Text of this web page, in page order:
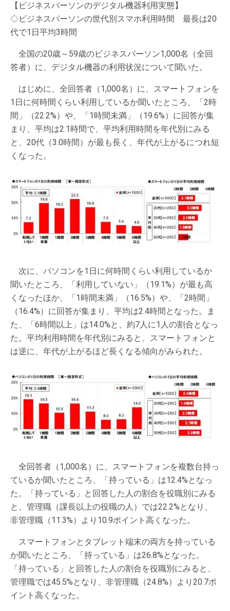
【ビジネスパーソンのデジタル機器利用実態】
◇ビジネスパーソンの世代別スマホ利用時間 最長は20
代で1日平均3時間
全国の20歳～59歳のビジネスパーソン1,000名（全回
答者）に、デジタル機器の利用状況について聞いた。
はじめに、全回答者（1,000名）に、スマートフォンを
1日に何時間くらい利用しているか聞いたところ、「2時
間」（22.2%）や、「1時間未満」（19.6%）に回答が集
まり、平均は2.1時間で、平均利用時間を年代別にみる
と、20代（3.0時間）が最も長く、年代が上がるにつれ短
くなった。
次に、パソコンを1日に何時間くらい利用しているか
聞いたところ、「利用していない」（19.1%）が最も高
くなったほか、「1時間未満」（16.5%）や、「2時間」
（16.4%）に回答が集まり、平均は2.4時間となった。ま
た、「6時間以上」は14.0%と、約7人に1人の割合となっ
た。平均利用時間を年代別にみると、スマートフォンと
は逆に、年代が上がるほど長くなる傾向がみられた。
全回答者（1,000名）に、スマートフォンを複数台持っ
ているか聞いたところ、「持っている」は12.4%となっ
た。「持っている」と回答した人の割合を役職別にみる
と、管理職（課長以上の役職の人）では22.2%となり、
非管理職（11.3%）より10.9ポイント高くなった。
スマートフォンとタブレット端末の両方を持っている
か聞いたところ、「持っている」は26.8%となった。
「持っている」と回答した人の割合を役職別にみると、
管理職では45.5%となり、非管理職（24.8%）より20.7ポ
イント高くなった。